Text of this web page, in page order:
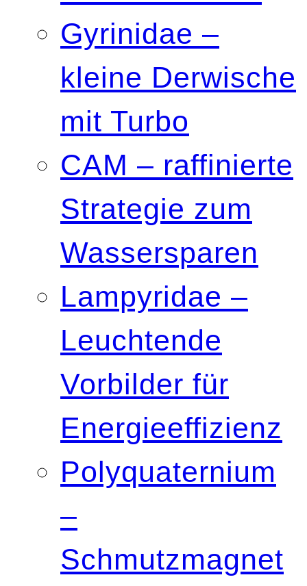
Gyrinidae –
kleine Derwische
mit Turbo
CAM – raffinierte
Strategie zum
Wassersparen
Lampyridae –
Leuchtende
Vorbilder für
Energieeffizienz
Polyquaternium
–
Schmutzmagnet